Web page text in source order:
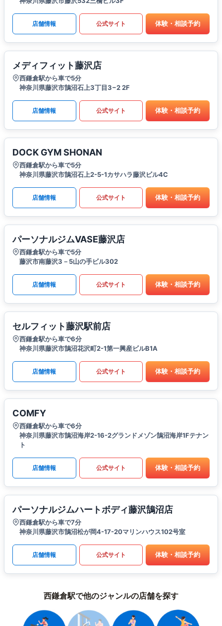
店舗情報 公式サイト 体験・相談予約
メディフィット藤沢店
西鎌倉駅から車で5分
神奈川県藤沢市鵠沼石上3丁目3−2 2F
店舗情報 公式サイト 体験・相談予約
DOCK GYM SHONAN
西鎌倉駅から車で5分
神奈川県藤沢市鵠沼石上2-5-1カサハラ藤沢ビル4C
店舗情報 公式サイト 体験・相談予約
パーソナルジムVASE藤沢店
西鎌倉駅から車で5分
藤沢市南藤沢3－5山の手ビル302
店舗情報 公式サイト 体験・相談予約
セルフィット藤沢駅前店
西鎌倉駅から車で6分
神奈川県藤沢市鵠沼花沢町2-1第一興産ビルB1A
店舗情報 公式サイト 体験・相談予約
COMFY
西鎌倉駅から車で6分
神奈川県藤沢市鵠沼海岸2-16-2グランドメゾン鵠沼海岸1Fテナン
ト
店舗情報 公式サイト 体験・相談予約
パーソナルジムハートボディ藤沢鵠沼店
西鎌倉駅から車で7分
神奈川県藤沢市鵠沼松が岡4-17-20マリンハウス102号室
店舗情報 公式サイト 体験・相談予約
西鎌倉駅で他のジャンルの店舗を探す